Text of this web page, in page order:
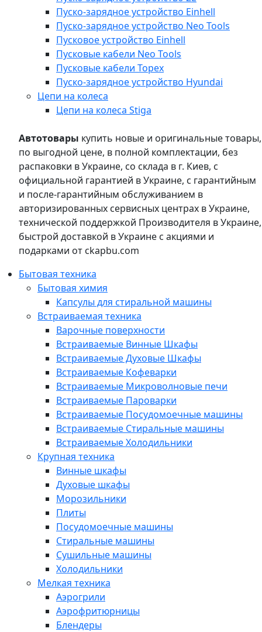
Пуско-зарядное устройство Einhell
Пуско-зарядное устройство Neo Tools
Пусковое устройство Einhell
Пусковые кабели Neo Tools
Пусковые кабели Topex
Пуско-зарядное устройство Hyundai
Цепи на колеса
Цепи на колеса Stiga
Автотовары купить новые и оригинальные товары,
по выгодной цене, в полной комплектации, без
распаковки в Украине, со склада в г. Киев, с
официальной гарантией в Украине, с гарантийным
и после-гарантийным обслуживанием в
авторизированных сервисных центрах в Украине,
технической поддержкой Производителя в Украине,
быстрой доставкой в Украине с акциями и
подарками от ckapbu.com
Бытовая техника
Бытовая химия
Капсулы для стиральной машины
Встраиваемая техника
Варочные поверхности
Встраиваемые Винные Шкафы
Встраиваемые Духовые Шкафы
Встраиваемые Кофеварки
Встраиваемые Микроволновые печи
Встраиваемые Пароварки
Встраиваемые Посудомоечные машины
Встраиваемые Стиральные машины
Встраиваемые Холодильники
Крупная техника
Винные шкафы
Духовые шкафы
Морозильники
Плиты
Посудомоечные машины
Стиральные машины
Сушильные машины
Холодильники
Мелкая техника
Аэрогрили
Аэрофритюрницы
Блендеры